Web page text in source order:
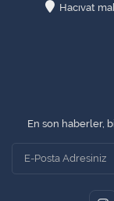
Hacıvat
En son haberler,